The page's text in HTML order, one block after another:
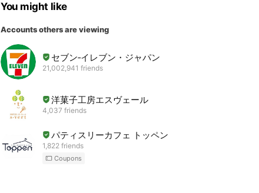
You might like
Accounts others are viewing
セブン‐イレブン・ジャパン
21,002,941 friends
洋菓子工房エスヴェール
4,037 friends
パティスリーカフェ トッペン
1,822 friends
Coupons